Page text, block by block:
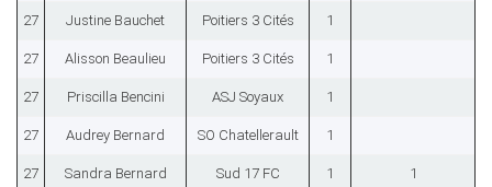
27 Justine Bauchet Poitiers 3 Cités 1
27 Alisson Beaulieu Poitiers 3 Cités 1
27 Priscilla Bencini ASJ Soyaux 1
27 Audrey Bernard SO Chatellerault 1
27 Sandra Bernard Sud 17 FC 1 1